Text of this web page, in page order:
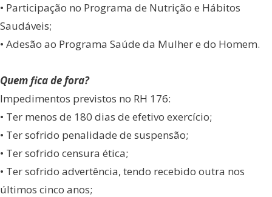
• Participação no Programa de Nutrição e Hábitos
Saudáveis;
• Adesão ao Programa Saúde da Mulher e do Homem.
Quem fica de fora?
Impedimentos previstos no RH 176:
• Ter menos de 180 dias de efetivo exercício;
• Ter sofrido penalidade de suspensão;
• Ter sofrido censura ética;
• Ter sofrido advertência, tendo recebido outra nos
últimos cinco anos;